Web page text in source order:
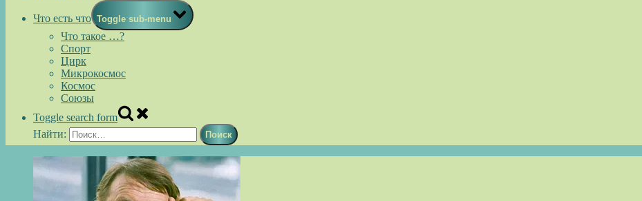
Что есть что Toggle sub-menu
Что такое …?
Спорт
Цирк
Микрокосмос
Космос
Союзы
Toggle search form
Найти: